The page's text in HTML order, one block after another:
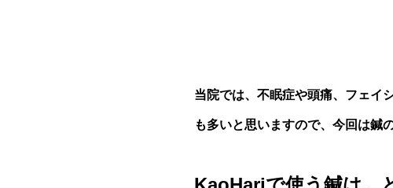
当院では、不眠症や頭痛、フェイ
も多いと思いますので、今回は鍼